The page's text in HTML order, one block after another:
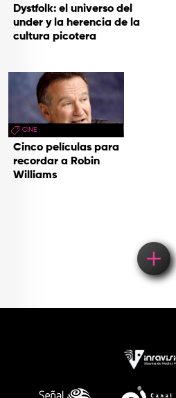
Dystfolk: el universo del
under y la herencia de la
cultura picotera
CINE
Cinco películas para
recordar a Robin
Williams